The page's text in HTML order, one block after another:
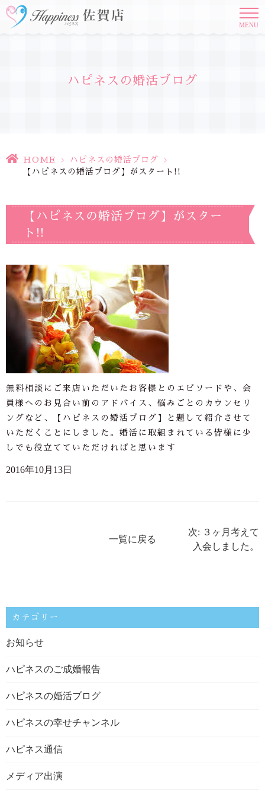
MENU
ハピネスの婚活ブログ
HOME > ハピネスの婚活ブログ
>
【ハピネスの婚活ブログ】がスタート!!
【ハピネスの婚活ブログ】がスター
ト!!
無料相談にご来店いただいたお客様とのエピソードや、会
員様へのお見合い前のアドバイス、悩みごとのカウンセリ
ングなど、【ハピネスの婚活ブログ】と題して紹介させて
いただくことにしました。婚活に取組まれている皆様に少
しでも役立てていただければと思います
2016年10月13日
一覧に戻る
次: ３ヶ月考えて
入会しました。
カテゴリー
お知らせ
ハピネスのご成婚報告
ハピネスの婚活ブログ
ハピネスの幸せチャンネル
ハピネス通信
メディア出演